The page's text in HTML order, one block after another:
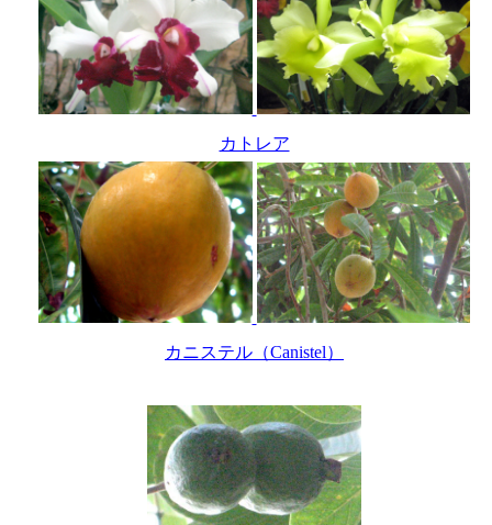
カトレア
カニステル（Canistel）